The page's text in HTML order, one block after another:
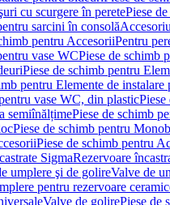
cu scurgere în peretePiese
sarcini în consolăAccesoriu
pentru AccesoriiPentru
vase WCPiese de schimb
Piese de schimb pentru
pentru Elemente de instalare
vase WC, din plastic
semiînălțimePiese de schimb
Piese de schimb pentru
Piese de schimb pentru
SigmaRezervoare
umplere şi de golireValve de
pentru rezervoare
Valve de golirePiese de